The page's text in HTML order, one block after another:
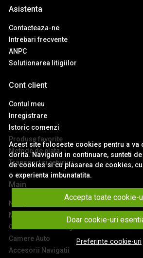
Acest site foloseste cookies pentru a va
dorita. Navigand in continuare, sunteti
de cookiessi cu plasarea de cookies,
o experienta imbunatatita.
Accepta toate cookie-
Doar cookie-uri
Preferinte cookie-uri
Asistenta
Contacteaza-ne
Intrebari frecvente
ANPC
Solutionarea litigiilor
Cont client
Contul meu
Inregistrare
Istoric comenzi
Produse favorite
Metode de plata
Transport si retururi
Main
Navigatii Auto
Module Carplay si Android Auto
Ceasuri de Bord Digitale
Camere Auto
Accesorii Navigatii